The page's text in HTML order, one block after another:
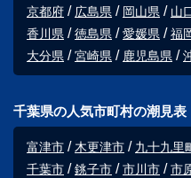
京都府
広島県 岡山県 山
香川県
徳島県 愛媛県 福
大分県
宮崎県 鹿児島県
千葉県の人気市町村の潮見表
富津市 木更津市 九十九里
千葉市
銚子市 市川市 市